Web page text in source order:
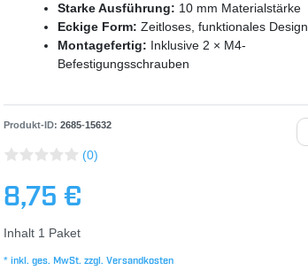
Starke Ausführung: 10 mm Materialstärke
Eckige Form: Zeitloses, funktionales Design
Montagefertig: Inklusive 2 × M4-
Befestigungsschrauben
Produkt-ID: 2685-15632
(0)
8,75 €
Inhalt 1 Paket
* inkl. ges. MwSt. zzgl. Versandkosten